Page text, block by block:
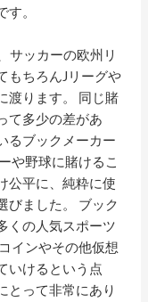
。
サッカーの欧州リ
もちろんJリーグや
渡ります。 同じ賭
て多少の差があ
るブックメーカー
や野球に賭けるこ
公平に、純粋に使
びました。 ブック
くの人気スポーツ
インやその他仮想
いけるという点
とって非常にあり